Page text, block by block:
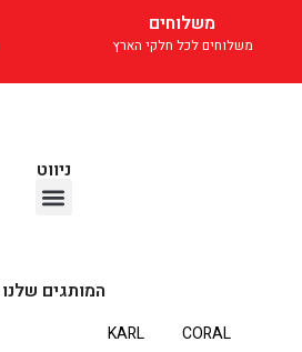
משלוחים
משלוחים לכל חלקי הארץ
ניווט
המותגים שלנו
CORAL
KARL